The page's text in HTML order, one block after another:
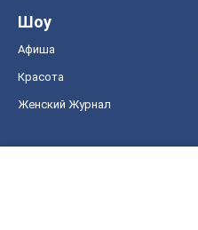
Шоу
Афиша
Красота
Женский Журнал